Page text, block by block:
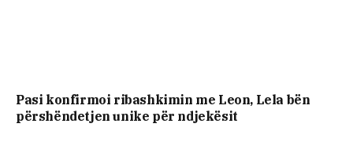
Pasi konfirmoi ribashkimin me Leon, Lela bën
përshëndetjen unike për ndjekësit